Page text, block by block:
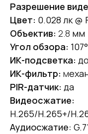
Разрешение
Цвет: 0.028 лк @
Объектив: 2.8 мм
Угол обзора: 107°
ИК-подсветка:
ИК-фильтр: м
PIR-датчик: да
Видеосжатие:
H.265/H.265+/
Аудиосжатие: